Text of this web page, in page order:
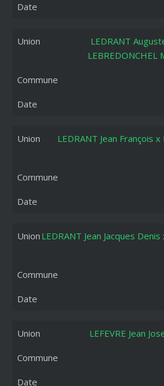
LEDRANT
LEBREDONCHEL
LEDRANT Jean François
LEDRANT Jean Jacques
LEFEVRE Jean